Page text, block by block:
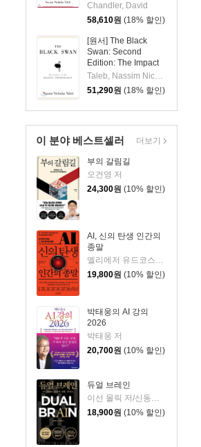
Improbable
Chandler, David
58,610원 (18% 할인)
[원서] The Black
Swan: Second
Edition: The Impact
of the Highly
Improbable: With a
New Section: On
Taleb, Nassim Nicholas
51,290원 (18% 할인)
이 분야 베스트셀러
부의 갈림길
오건영 저
24,300원 (10% 할인)
AI, 신의 탄생 인간의
종말
엘리에저 유드코스키,네이트 소아레스 공저/고영훈 역
19,800원 (10% 할인)
박태웅의 AI 강의
2026
박태웅 저
20,700원 (10% 할인)
듀얼 브레인
이선 몰릭 저/신동숙 역
18,900원 (10% 할인)
더보기
| 비즈니스북스